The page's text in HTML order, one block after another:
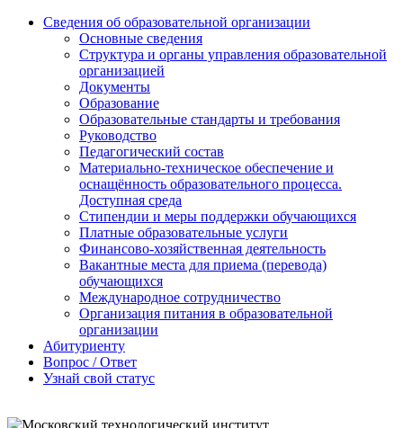
Сведения об образовательной организации
Основные сведения
Структура и органы управления образовательной
организацией
Документы
Образование
Образовательные стандарты и требования
Руководство
Педагогический состав
Материально-техническое обеспечение и
оснащённость образовательного процесса.
Доступная среда
Стипендии и меры поддержки обучающихся
Платные образовательные услуги
Финансово-хозяйственная деятельность
Вакантные места для приема (перевода)
обучающихся
Международное сотрудничество
Организация питания в образовательной
организации
Абитуриенту
Вопрос / Ответ
Узнай свой статус